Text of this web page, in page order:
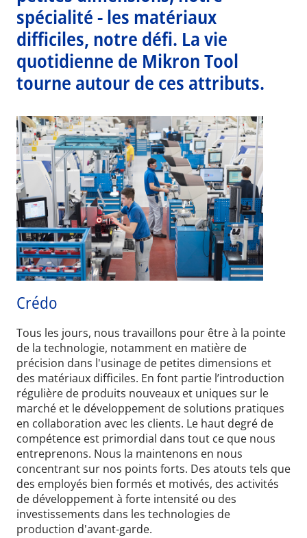
spécialité - les matériaux
difficiles, notre défi. La vie
quotidienne de Mikron Tool
tourne autour de ces attributs.
Crédo
Tous les jours, nous travaillons pour être à la pointe
de la technologie, notamment en matière de
précision dans l'usinage de petites dimensions et
des matériaux difficiles. En font partie l’introduction
régulière de produits nouveaux et uniques sur le
marché et le développement de solutions pratiques
en collaboration avec les clients. Le haut degré de
compétence est primordial dans tout ce que nous
entreprenons. Nous la maintenons en nous
concentrant sur nos points forts. Des atouts tels que
des employés bien formés et motivés, des activités
de développement à forte intensité ou des
investissements dans les technologies de
production d'avant-garde.